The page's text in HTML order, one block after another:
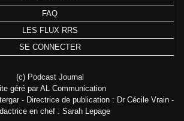
FAQ
LES FLUX RRS
SE CONNECTER
(c) Podcast Journal
géré par AL Communication
- Directrice de publication : Dr Cécile Vrain -
en chef : Sarah Lepage